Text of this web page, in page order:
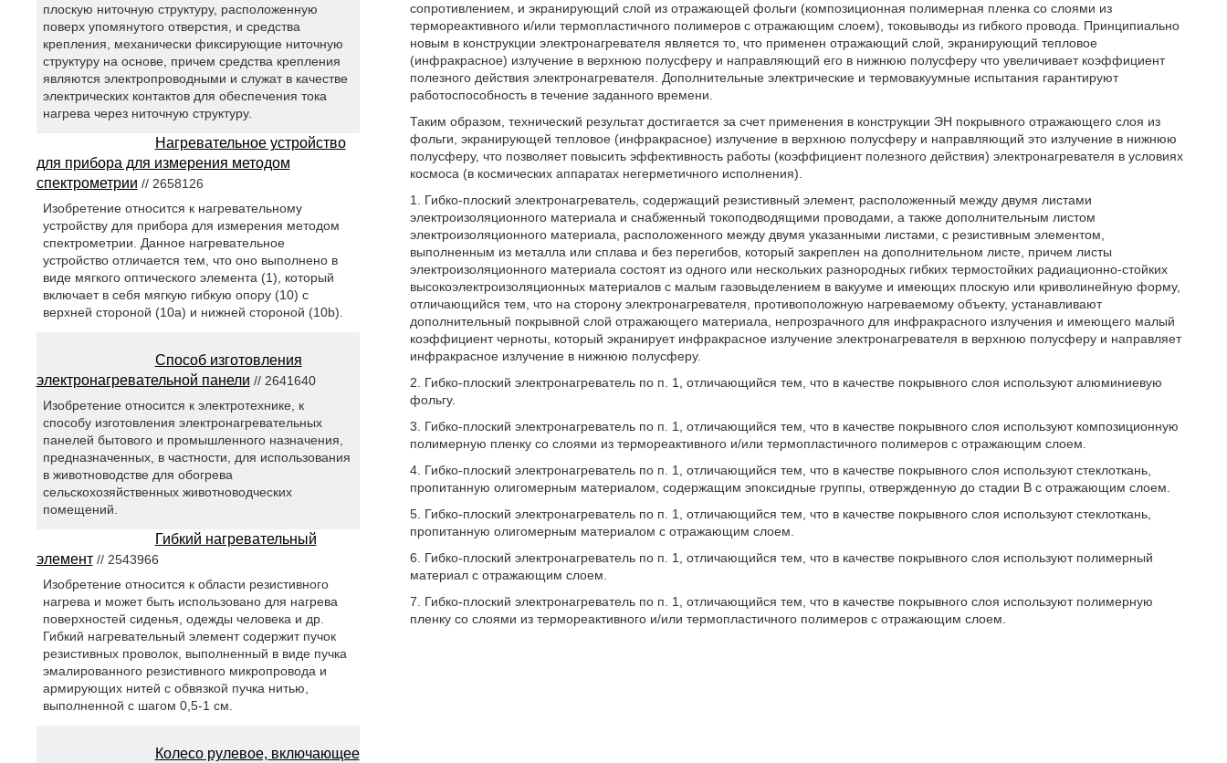
сопротивлением, и экранирующий слой из отражающей фольги (композиционная полимерная пленка со слоями из
термореактивного и/или термопластичного полимеров с отражающим слоем), токовыводы из гибкого провода. Принципиально
новым в конструкции электронагревателя является то, что применен отражающий слой, экранирующий тепловое
(инфракрасное) излучение в верхнюю полусферу и направляющий его в нижнюю полусферу что увеличивает коэффициент
полезного действия электронагревателя. Дополнительные электрические и термовакуумные испытания гарантируют
работоспособность в течение заданного времени.
Таким образом, технический результат достигается за счет применения в конструкции ЭН покрывного отражающего слоя из
фольги, экранирующей тепловое (инфракрасное) излучение в верхнюю полусферу и направляющий это излучение в нижнюю
полусферу, что позволяет повысить эффективность работы (коэффициент полезного действия) электронагревателя в условиях
космоса (в космических аппаратах негерметичного исполнения).
1. Гибко-плоский электронагреватель, содержащий резистивный элемент, расположенный между двумя листами
электроизоляционного материала и снабженный токоподводящими проводами, а также дополнительным листом
электроизоляционного материала, расположенного между двумя указанными листами, с резистивным элементом,
выполненным из металла или сплава и без перегибов, который закреплен на дополнительном листе, причем листы
электроизоляционного материала состоят из одного или нескольких разнородных гибких термостойких радиационно-стойких
высокоэлектроизоляционных материалов с малым газовыделением в вакууме и имеющих плоскую или криволинейную форму,
отличающийся тем, что на сторону электронагревателя, противоположную нагреваемому объекту, устанавливают
дополнительный покрывной слой отражающего материала, непрозрачного для инфракрасного излучения и имеющего малый
коэффициент черноты, который экранирует инфракрасное излучение электронагревателя в верхнюю полусферу и направляет
инфракрасное излучение в нижнюю полусферу.
2. Гибко-плоский электронагреватель по п. 1, отличающийся тем, что в качестве покрывного слоя используют алюминиевую
фольгу.
3. Гибко-плоский электронагреватель по п. 1, отличающийся тем, что в качестве покрывного слоя используют композиционную
полимерную пленку со слоями из термореактивного и/или термопластичного полимеров с отражающим слоем.
4. Гибко-плоский электронагреватель по п. 1, отличающийся тем, что в качестве покрывного слоя используют стеклоткань,
пропитанную олигомерным материалом, содержащим эпоксидные группы, отвержденную до стадии В с отражающим слоем.
5. Гибко-плоский электронагреватель по п. 1, отличающийся тем, что в качестве покрывного слоя используют стеклоткань,
пропитанную олигомерным материалом с отражающим слоем.
6. Гибко-плоский электронагреватель по п. 1, отличающийся тем, что в качестве покрывного слоя используют полимерный
материал с отражающим слоем.
7. Гибко-плоский электронагреватель по п. 1, отличающийся тем, что в качестве покрывного слоя используют полимерную
пленку со слоями из термореактивного и/или термопластичного полимеров с отражающим слоем.
плоскую ниточную структуру, расположенную
поверх упомянутого отверстия, и средства
крепления, механически фиксирующие ниточную
структуру на основе, причем средства крепления
являются электропроводными и служат в качестве
электрических контактов для обеспечения тока
нагрева через ниточную структуру.
Нагревательное устройство
для прибора для измерения методом
спектрометрии // 2658126
Изобретение относится к нагревательному
устройству для прибора для измерения методом
спектрометрии. Данное нагревательное
устройство отличается тем, что оно выполнено в
виде мягкого оптического элемента (1), который
включает в себя мягкую гибкую опору (10) с
верхней стороной (10a) и нижней стороной (10b).
Способ изготовления
электронагревательной панели // 2641640
Изобретение относится к электротехнике, к
способу изготовления электронагревательных
панелей бытового и промышленного назначения,
предназначенных, в частности, для использования
в животноводстве для обогрева
сельскохозяйственных животноводческих
помещений.
Гибкий нагревательный
элемент// 2543966
Изобретение относится к области резистивного
нагрева и может быть использовано для нагрева
поверхностей сиденья, одежды человека и др.
Гибкий нагревательный элемент содержит пучок
резистивных проволок, выполненный в виде пучка
эмалированного резистивного микропровода и
армирующих нитей с обвязкой пучка нитью,
выполненной с шагом 0,5-1 см.
Колесо рулевое, включающее